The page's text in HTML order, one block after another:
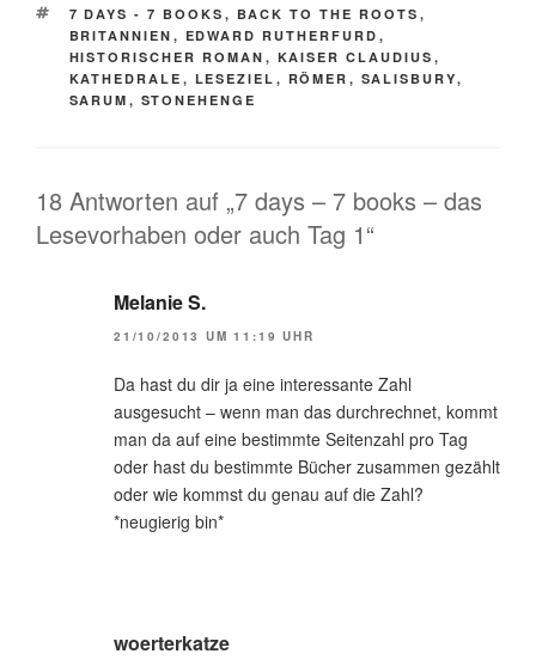
SCHLAGWÖRTER
7 DAYS - 7 BOOKS , BACK TO THE ROOTS ,
BRITANNIEN , EDWARD RUTHERFURD ,
HISTORISCHER ROMAN , KAISER CLAUDIUS ,
KATHEDRALE , LESEZIEL , RÖMER , SALISBURY,
SARUM , STONEHENGE
18 Antworten auf „7 days – 7 books – das
Lesevorhaben oder auch Tag 1“
Melanie S.
21/10/2013 UM 11:19 UHR
Da hast du dir ja eine interessante Zahl
ausgesucht – wenn man das durchrechnet, kommt
man da auf eine bestimmte Seitenzahl pro Tag
oder hast du bestimmte Bücher zusammen gezählt
oder wie kommst du genau auf die Zahl?
*neugierig bin*
woerterkatze